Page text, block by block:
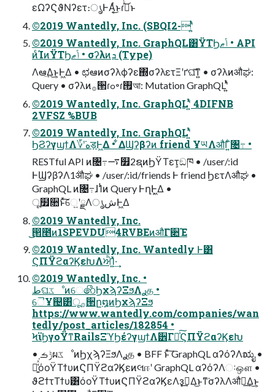
εΩʔϚϑΝʔετ։ൃͰΑ͔ͬͨ͜ͱɾࠔͬͨ͜ͱ
©2019 Wantedly, Inc. (SBQI2-ʹ͍ͭͯ
©2019 Wantedly, Inc. GraphQL͸ΫΤϦݴޠ • API
ͷͨΊͷΫΤϦݴޠ • σʔλͷܕ (Type)
Λఆٛ͢Δ͜ͱ͕Ͱ͖Δ • ಛఆͷσʔλϕʔε΍σʔλετΞʹґଘ͠ͳ͍ • σʔλͷऔಘ:
Query • σʔλͷ࡞੒ɾߋ৽ɾ࡟আ: Mutation GraphQLʹ͍ͭͯ
©2019 Wantedly, Inc. GraphQLʹ͍ͭͯ 4DIFNB
2VFSZ %BUB
©2019 Wantedly, Inc. GraphQLʹ͍ͭͯ
ϦϨʔγϣϯΛ؆ܿʹهड़Ͱ͖Δ • ͋ΔϢʔβʔͷ friend ҰཡΛऔΓ͍ͨ৔߹ •
RESTful API ͷ৔߹࠷௿2ຊͷϦΫΤετ͕ඞཁ • /user/:id
ͰϢʔβʔΛ1݅औಘ • /user/:id/friends Ͱ friend ϦετΛऔಘ •
GraphQL ͷ৔߹ɺ1ͭͷ Query ͰղܾͰ͖Δ •
ू໿૚ͱͯ͠େ͍ʹྗΛൃشͰ͖Δ
©2019 Wantedly, Inc.
͜͜൒೥ͷ1SPEVDU4RVBEͷऔΓ૊Έ
©2019 Wantedly, Inc. Wantedly Ͱ͸
ϚΠΫϩαʔϏεԽΛਐΊ͍ͯ·͢
©2019 Wantedly, Inc. •
طଘػೳͷେ෯ϦχϡʔΞϧΛ࣮ࢪத •
ୈҰ஄͸ืू࡞੒ը໘ͷϦχϡʔΞϧ
https://www.wantedly.com/companies/wan
tedly/post_articles/182854 •
ϞϊϦγοΫͳRailsΞϓϦέʔγϣϯΛ੾Γ่ͯ͠ϚΠΫϩαʔϏεԽ
• ݱࡏผػೳͷϦχϡʔΞϧΛ࣮ࢪத • BFF ͱͯ͠ GraphQL αʔόʔΛಋೖ •
૿͍͑ͯ͘όοΫΤϯυͷϚΠΫϩαʔϏεͷલஈʹ GraphQL αʔόʔΛઃஔ •
ϑϩϯτΤϯυ͸όοΫΤϯυͷϚΠΫϩαʔϏεΛҙࣝ͢Δ͜ͱͳ͘σʔλΛऔಘ͢Δ͜ͱ͕